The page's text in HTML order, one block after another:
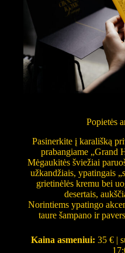
Popietės
Pasinerkite į karališką
prabangiame „Grand
Mėgaukitės šviežiai
užkandžiais, ypatingais
grietinėlės kremu bei
desertais,
Norintiems ypatingo
taure šampano ir
Kaina asmeniui: 35 € |